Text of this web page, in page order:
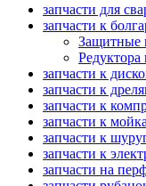
запчасти для
запчасти к
Защитные
Редуктора
запчасти к
запчасти к
запчасти к
запчасти к
запчасти к
запчасти к
запчасти на